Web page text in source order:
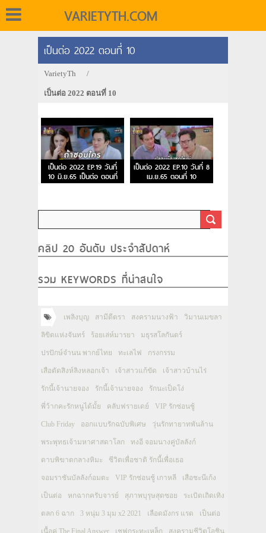
VARIETYTH.COM
เป็นต่อ 2022 ตอนที่ 10
VarietyTh /
เป็นต่อ 2022 ตอนที่ 10
เป็นต่อ 2022 EP.19 วันที่
10 มิ.ย.65 เป็นต่อ ตอนที่
19
เป็นต่อ 2022 EP.10 วันที่ 8
เม.ย.65 ตอนที่ 10
คลิป 20 อันดับ ประจำสัปดาห์
รวม KEYWORDS ที่น่าสนใจ
เพลิงบุญ สามีตีตรา สงครามนางฟ้า วิมานเมขลา
ลิขิตแห่งจันทร์ ร้อยเล่ห์มารยา มธุรสโลกันตร์
ปรปักษ์จำนน พากย์ไทย ทะเลไฟ กรงกรรม
เสือตัดสิงห์ลิงหลอกเจ้า เจ้าสาวแก้ขัด เจ้าสาวบ้านไร่
รักนี้เจ้านายจอง รักนี้เจ้านายจอง รักนะเป็ดโง่
พี่ว้ากคะรักหนูได้มั้ย คลับฟรายเดย์ VIP รักซ่อนชู้
Club Friday ออกแบบรักฉบับพิเศษ วุ่นรักทายาทพันล้าน
พระพุทธเจ้ามหาศาสดาโลก ทงอี จอมนางคู่บัลลังก์
ดาบพิฆาตกลางหิมะ ชีวิตเพื่อชาติ รักนี้เพื่อเธอ
จอมราชันบัลลังก์อมตะ VIP รักซ่อนชู้ เกาหลี เสือชะนีเก้ง
เป็นต่อ หกฉากครับจารย์ สุภาพบุรุษสุดซอย ระเบิดเถิดเทิง
ตลก 6 ฉาก 3 หนุ่ม 3 มุม x2 2021 เลือดมังกร แรด เป็นต่อ
เนื้อคู่ The Final Answer เชฟกระทะเหล็ก สงครามชีวิตโอชิน